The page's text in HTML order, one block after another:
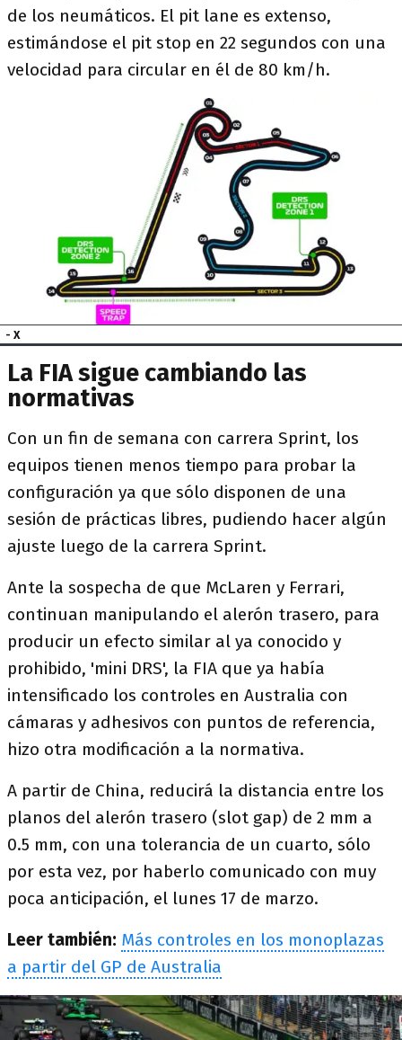
de los neumáticos. El pit lane es extenso,
estimándose el pit stop en 22 segundos con una
velocidad para circular en él de 80 km/h.
- X
La FIA sigue cambiando las
normativas
Con un fin de semana con carrera Sprint, los
equipos tienen menos tiempo para probar la
configuración ya que sólo disponen de una
sesión de prácticas libres, pudiendo hacer algún
ajuste luego de la carrera Sprint.
Ante la sospecha de que McLaren y Ferrari,
continuan manipulando el alerón trasero, para
producir un efecto similar al ya conocido y
prohibido, 'mini DRS', la FIA que ya había
intensificado los controles en Australia con
cámaras y adhesivos con puntos de referencia,
hizo otra modificación a la normativa.
A partir de China, reducirá la distancia entre los
planos del alerón trasero (slot gap) de 2 mm a
0.5 mm, con una tolerancia de un cuarto, sólo
por esta vez, por haberlo comunicado con muy
poca anticipación, el lunes 17 de marzo.
Leer también: Más controles en los monoplazas
a partir del GP de Australia